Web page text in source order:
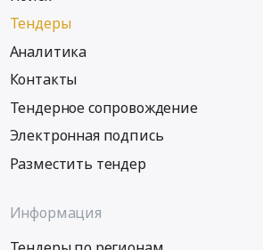
Тендеры
Аналитика
Контакты
Тендерное сопровождение
Электронная подпись
Разместить тендер
Информация